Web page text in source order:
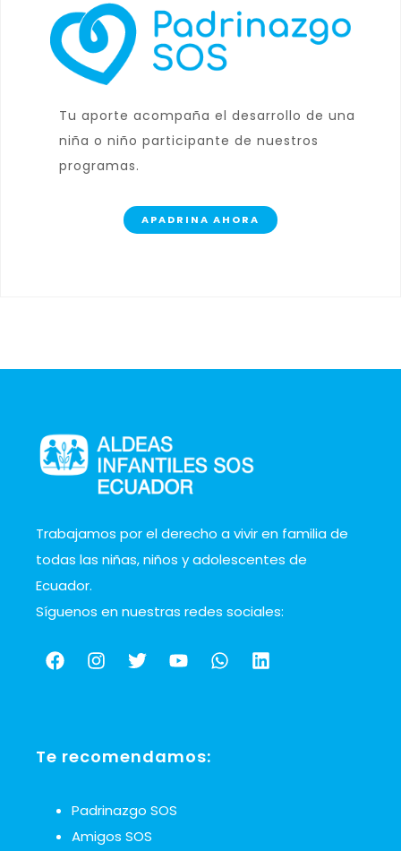
Tu aporte acompaña el desarrollo de una
niña o niño participante de nuestros
programas.
APADRINA AHORA
Trabajamos por el derecho a vivir en familia de
todas las niñas, niños y adolescentes de
Ecuador.
Síguenos en nuestras redes sociales:
Te recomendamos:
Padrinazgo SOS
Amigos SOS